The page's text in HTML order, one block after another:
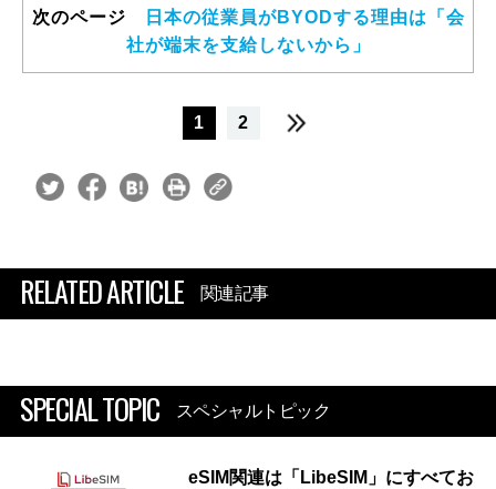
次のページ
日本の従業員がBYODする理由は「会
社が端末を支給しないから」
1 2
RELATED ARTICLE 関連記事
SPECIAL TOPIC スペシャルトピック
eSIM関連は「LibeSIM」にすべてお